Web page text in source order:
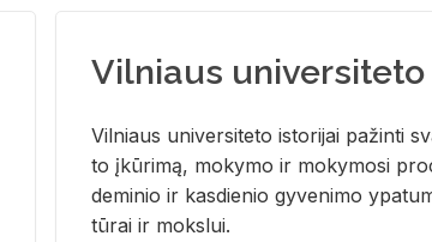
Vilniaus
Vil­niaus uni­ver­si­te­to is­to­ri­jai pa­žin­ti
to įkū­ri­mą, mo­ky­mo ir mo­ky­mo­si
de­mi­nio ir kas­die­nio gy­ve­ni­mo
tū­rai ir moks­lui.